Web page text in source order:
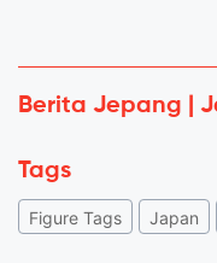
Berita Jepang |
Tags
Figure Tags Japan